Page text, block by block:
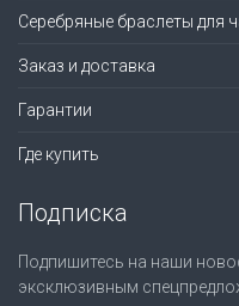
Серебряные браслеты для
Заказ и доставка
Гарантии
Где купить
Подписка
Подпишитесь на наши
эксклюзивным